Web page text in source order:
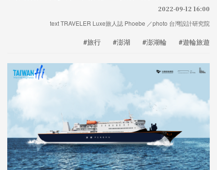
2022-09-12 16:00
text TRAVELER Luxe旅人誌 Phoebe ／photo 台灣設計研究院
#旅行 #澎湖 #澎湖輪 #遊輪旅遊